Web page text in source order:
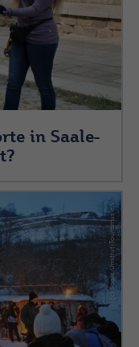
in Saale-
(c) Saale-Unstrut-Tourismus e.V.